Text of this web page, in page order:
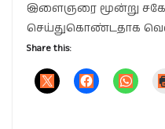
இளைஞரை மூன்று
செய்துகொண்டதாக
Share this: